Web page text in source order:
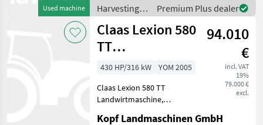
Used machine
Erntearbeiten. Mit 6.650
Betriebsstunden u
Harvesting
equipment
crop fields /
Claas
Premium Plus dealer
Claas Lexion 580
TT
Landwirtmaschine
Mercedes-Mo
94.010
€
incl. VAT
19%
79.000 €
excl.
430 HP/316 kW
YOM 2005
Claas Lexion 580 TT
Landwirtmaschine,
Trommelstunden (Int.Nr.
Kopf Landmaschinen GmbH